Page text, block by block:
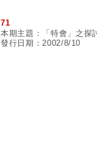
71
本期主題：「特會」之探
發行日期：2002/8/10